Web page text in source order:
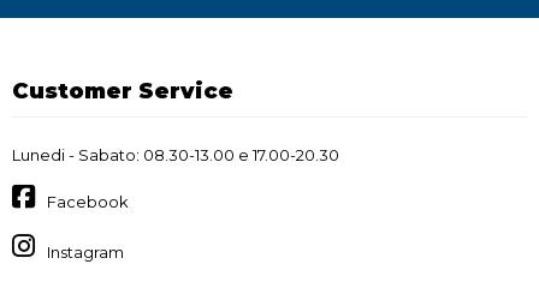
Customer Service
Lunedi - Sabato: 08.30-13.00 e 17.00-20.30
Facebook
Instagram